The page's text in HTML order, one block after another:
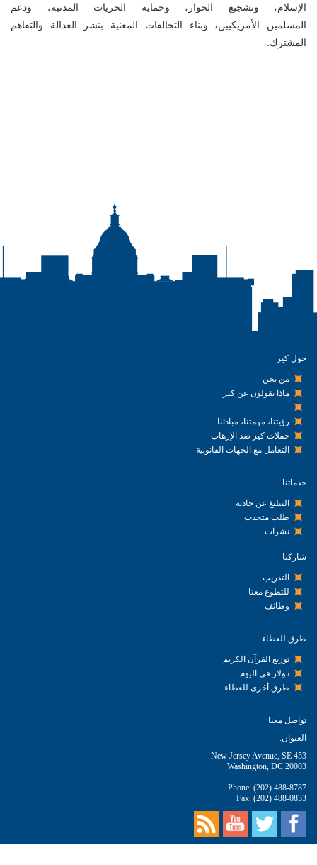
الإسلام، وتشجيع الحوار، وحماية الحريات المدنية، ودعم
المسلمين الأمريكيين، وبناء التحالفات المعنية بنشر العدالة والتفاهم
المشترك.
حول كير
من نحن
ماذا يقولون عن كير
رؤيتنا، مهمتنا، مبادئنا
حملات كير ضد الإرهاب
التعامل مع الجهات القانونية
خدماتنا
التبليغ عن حادثة
طلب متحدث
نشرات
شاركنا
التدريب
للتطوع معنا
وظائف
طرق للعطاء
توزيع القرآن الكريم
دولار في اليوم
طرق أخرى للعطاء
تواصل معنا
العنوان:
453 New Jersey Avenue, SE
Washington, DC 20003
Phone: (202) 488-8787
Fax: (202) 488-0833